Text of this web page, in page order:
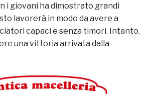
i giovani ha dimostrato grandi
lavorerà in modo da avere a
capaci e senza timori. Intanto,
una vittoria arrivata dalla